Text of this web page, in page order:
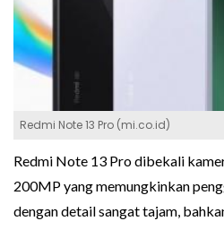
Redmi Note 13 Pro (mi.co.id)
Redmi Note 13 Pro dibekali
200MP yang memungkinkan
dengan detail sangat tajam,